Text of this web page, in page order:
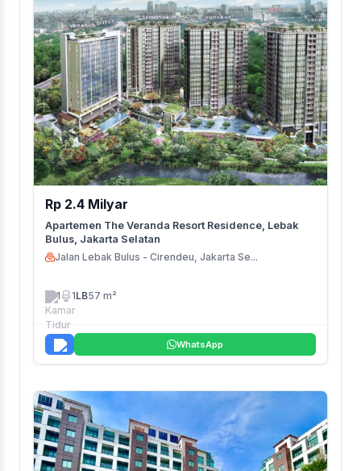
Rp 2.4 Milyar
Apartemen The Veranda Resort Residence, Lebak
Bulus, Jakarta Selatan
Jalan Lebak Bulus - Cirendeu, Jakarta Se...
1 1LB57 m²
WhatsApp